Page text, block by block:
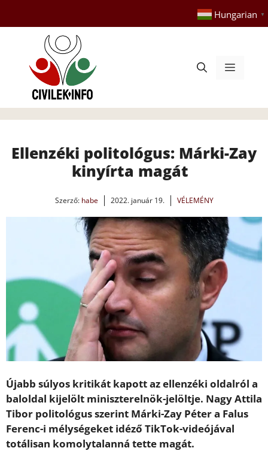
tartalomba
Hungarian ▼
Menü
Ellenzéki politológus: Márki-Zay
kinyírta magát
Szerző: habe 2022. január 19. VÉLEMÉNY
Újabb súlyos kritikát kapott az ellenzéki oldalról a
baloldal kijelölt miniszterelnök-jelöltje. Nagy Attila
Tibor politológus szerint Márki-Zay Péter a Falus
Ferenc-i mélységeket idéző TikTok-videójával
totálisan komolytalanná tette magát.